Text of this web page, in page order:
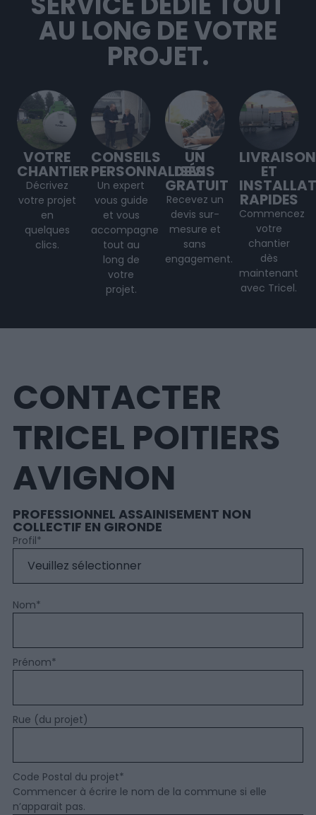
AU LONG DE VOTRE
PROJET.
VOTRE
CHANTIER
Décrivez
votre projet
en
quelques
clics.
CONSEILS
PERSONNALISÉS
Un expert
vous guide
et vous
accompagne
tout au
long de
votre
projet.
UN
DEVIS
GRATUIT
Recevez un
devis sur-
mesure et
sans
engagement.
LIVRAISON
ET
RAPIDES
Commencez
votre
chantier
dès
maintenant
avec Tricel.
CONTACTER
TRICEL POITIERS
AVIGNON
PROFESSIONNEL ASSAINISEMENT NON
COLLECTIF EN GIRONDE
Profil*
Nom*
Prénom*
Rue (du projet)
Code Postal du projet*
Commencer à écrire le nom de la commune si elle
n’apparait pas.